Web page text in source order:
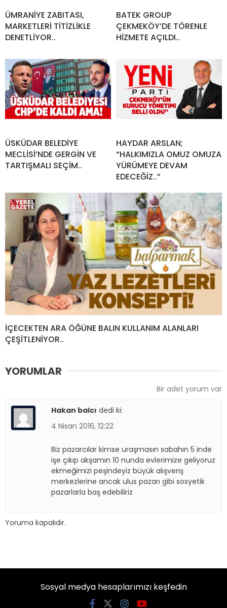
ÜMRANİYE ZABITASI,
MARKETLERİ TİTİZLİKLE
DENETLİYOR..
BATEK GROUP
ÇEKMEKÖY’DE TÖRENLE
HİZMETE AÇILDI..
ÜSKÜDAR BELEDİYE
MECLİSİ’NDE GERGİN VE
TARTIŞMALI SEÇİM..
HAYDAR ARSLAN;
“HALKIMIZLA OMUZ OMUZA
YÜRÜMEYE DEVAM
EDECEĞİZ..”
İÇECEKTEN ARA ÖĞÜNE BALIN KULLANIM ALANLARI
ÇEŞİTLENİYOR..
YORUMLAR
Bir adet yorum var
Hakan balcı dedi ki:
4 Nisan 2016, 12:22
Biz pazarcılar kimse uraşmasın sabahın 5 inde
işe çıkıp akşamın 10 nunda evlerimize geliyoruz
ekmeğimizi peşindeyiz büyük alışveriş
merkezlerine ancak ulus pazarı gibi sosyetik
pazarlarla baş edebiliriz
Yoruma kapalıdır.
Sosyal medya hesaplarımızı keşfedin